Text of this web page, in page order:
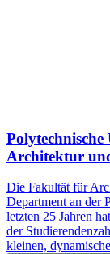
Architektur
Die Fakultät für
Department an der
letzten 25 Jahren
der
kleinen,